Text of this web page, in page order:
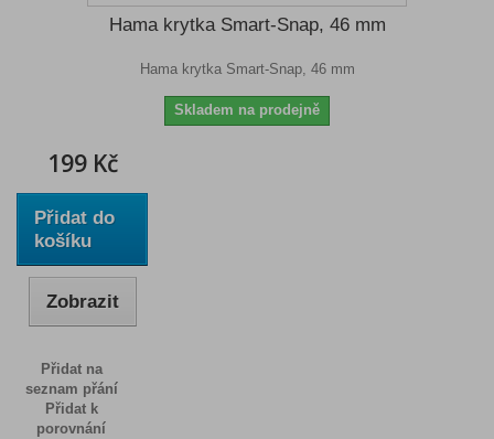
Hama krytka Smart-Snap, 46 mm
Hama krytka Smart-Snap, 46 mm
Skladem na prodejně
199 Kč
Přidat do
košíku
Zobrazit
Přidat na
seznam přání
Přidat k
porovnání